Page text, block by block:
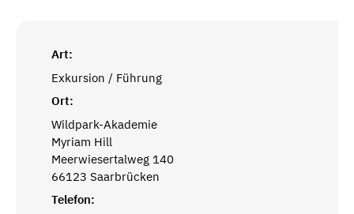
Art:
Exkursion / Führung
Ort:
Wildpark-Akademie
Myriam Hill
Meerwiesertalweg 140
66123 Saarbrücken
Telefon: